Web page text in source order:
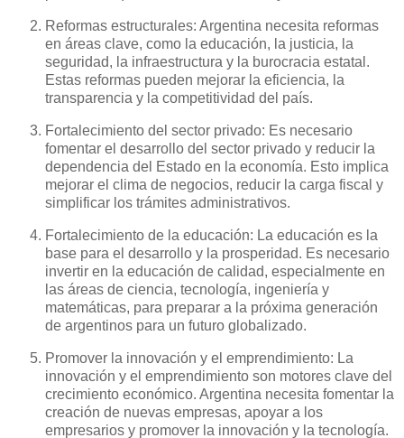
Reformas estructurales: Argentina necesita reformas
en áreas clave, como la educación, la justicia, la
seguridad, la infraestructura y la burocracia estatal.
Estas reformas pueden mejorar la eficiencia, la
transparencia y la competitividad del país.
Fortalecimiento del sector privado: Es necesario
fomentar el desarrollo del sector privado y reducir la
dependencia del Estado en la economía. Esto implica
mejorar el clima de negocios, reducir la carga fiscal y
simplificar los trámites administrativos.
Fortalecimiento de la educación: La educación es la
base para el desarrollo y la prosperidad. Es necesario
invertir en la educación de calidad, especialmente en
las áreas de ciencia, tecnología, ingeniería y
matemáticas, para preparar a la próxima generación
de argentinos para un futuro globalizado.
Promover la innovación y el emprendimiento: La
innovación y el emprendimiento son motores clave del
crecimiento económico. Argentina necesita fomentar la
creación de nuevas empresas, apoyar a los
empresarios y promover la innovación y la tecnología.